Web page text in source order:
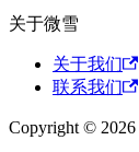
关于微雪
关于我们
联系我们
Copyright ©